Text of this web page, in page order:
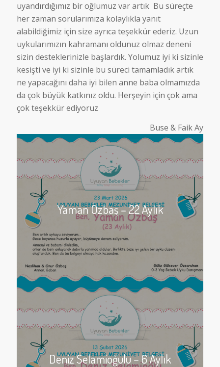
uyandırdığımız bir oğlumuz var artık Bu süreçte
her zaman sorularımıza kolaylıkla yanıt
alabildiğimiz için size ayrıca teşekkür ederiz. Uzun
uykularımızın kahramanı oldunuz olmaz deneni
sizin desteklerinizle başlardık. Yolumuz iyi ki sizinle
kesişti ve iyi ki sizinle bu süreci tamamladık artık
ne yapacağını daha iyi bilen anne baba olmamızda
da çok büyük katkınız oldu. Herşeyin için çok ama
çok teşekkür ediyoruz
Buse & Faik Ay
Yaman Özbaş – 22 Aylık
Deniz Selamioğulu – 6 Aylık